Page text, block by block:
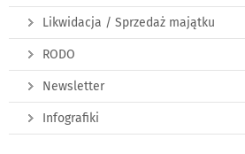
Likwidacja / Sprzedaż majątku
RODO
Newsletter
Infografiki